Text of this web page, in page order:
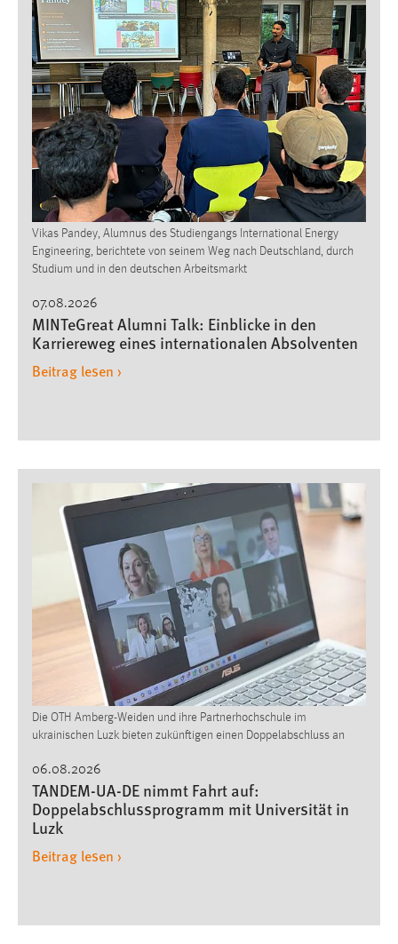
Vikas Pandey, Alumnus des Studiengangs International Energy
Engineering, berichtete von seinem Weg nach Deutschland, durch
Studium und in den deutschen Arbeitsmarkt
07.08.2026
MINTeGreat Alumni Talk: Einblicke in den
Karriereweg eines internationalen Absolventen
Beitrag lesen ›
Die OTH Amberg-Weiden und ihre Partnerhochschule im
ukrainischen Luzk bieten zukünftigen einen Doppelabschluss an
06.08.2026
TANDEM-UA-DE nimmt Fahrt auf:
Doppelabschlussprogramm mit Universität in
Luzk
Beitrag lesen ›
Performance
Name:
staticfilecache
Zweck:
Für performante Seitenauslieferung wird in diesem Cookie
gespeichert, ob man eingeloggt ist.
Sprachpräferenz
site-language-preference
Zweck:
Das Cookie speichert die gewählte Sprache der Website.
Cookie Laufzeit:
MibewSessionID, MIBEW_UserID, mibew_locale, mibew-
chat-frame-style-5e9dbeb1811c0446
Zweck:
Wird benötigt um die Chatfunktion nutzen zu können.
Cookie Laufzeit:
MibewSessionID, mibew-chat-frame-style-
5e9dbeb1811c0446 = Sitzungslaufzeit, mibew_locale = 3
Jahre, MIBEW_UserID = 1 Jahr
Login
fe_user, be_user, be_lastLoginProvider
Zweck:
einloggen zu können.